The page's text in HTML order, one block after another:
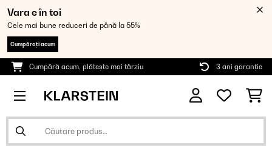
Vara e în toi
Cele mai bune reduceri de până la 55%
Cumpărați acum
Cumpără acum, plătește mai târziu 3 ani garanție